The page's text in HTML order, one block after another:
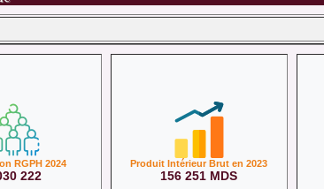
RGPH 2024
222
Produit Intérieur Brut en 2023
156 251 MDS